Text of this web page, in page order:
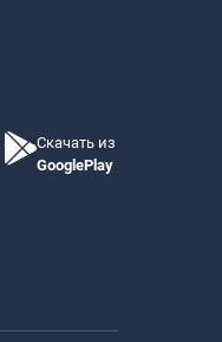
Скачать из
GooglePlay